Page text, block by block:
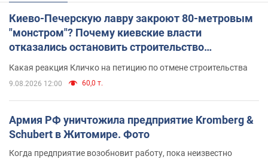
Киево-Печерскую лавру закроют 80-метровым
"монстром"? Почему киевские власти
отказались остановить строительство
небоскреба "московского верующего"
Какая реакция Кличко на петицию по отмене строительства
9.08.2026 12:00 60,0 т.
Армия РФ уничтожила предприятие Kromberg &
Schubert в Житомире. Фото
Когда предприятие возобновит работу, пока неизвестно